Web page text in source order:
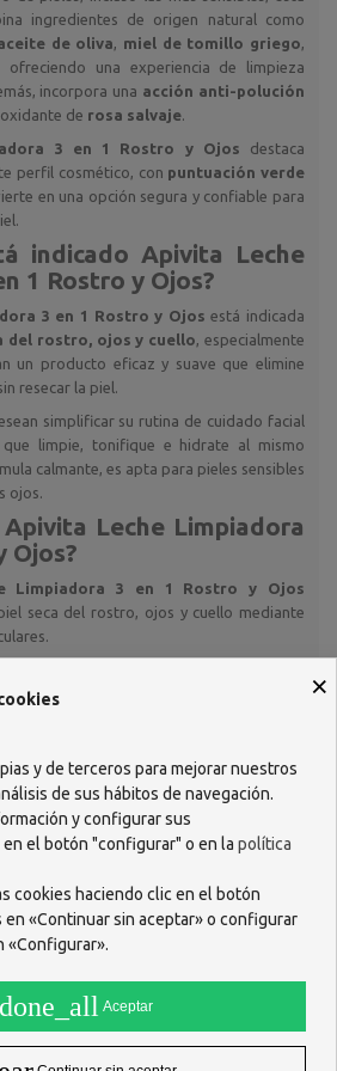
ingredientes de origen natural como
de oliva miel de tomillo griego
, ofreciendo una experiencia de limpieza
incorpora una acción anti-polución
de rosa salvaje
3 en 1 Rostro y Ojos destaca
perfil cosmético, con puntuación verde
en una opción segura y confiable para
indicado Apivita Leche
1 Rostro y Ojos?
3 en 1 Rostro y Ojos está indicada
del rostro, ojos y cuello , especialmente
un producto eficaz y suave que elimine
resecar la piel.
simplificar su rutina de cuidado facial
limpie, tonifique e hidrate al mismo
calmante, es apta para pieles sensibles
ojos.
Apivita Leche Limpiadora
Ojos?
Limpiadora 3 en 1 Rostro y Ojos
seca del rostro, ojos y cuello mediante
a diario, tanto por la mañana como
el maquillaje y las impurezas.
rostro y ojosen un solo paso.
sensación de frescor.
anti-polución frente a agresiones
con un
Limpiadora 3 en 1 Rostro y Ojos
×
y de terceros para mejorar nuestros
de sus hábitos de navegación.
y configurar sus
el botón "configurar" o en la política
cookies haciendo clic en el botón
en «Continuar sin aceptar» o configurar
«Configurar».
done_all Aceptar